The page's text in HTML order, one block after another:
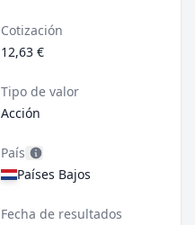
Cotización
12,63 €
Tipo de valor
Acción
País
Países Bajos
Fecha de resultados